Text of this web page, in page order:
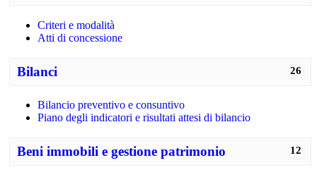
Criteri e modalità
Atti di concessione
26
Bilanci
Bilancio preventivo e consuntivo
Piano degli indicatori e risultati attesi di bilancio
12
Beni immobili e gestione patrimonio